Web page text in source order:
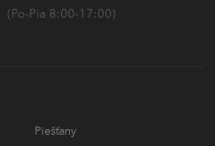
(Po-Pia 8:00-17:00)
Piešťany